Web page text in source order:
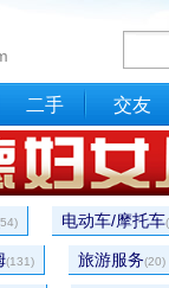
二手 交友
电动车/摩托车
(131) 旅游服务(20)